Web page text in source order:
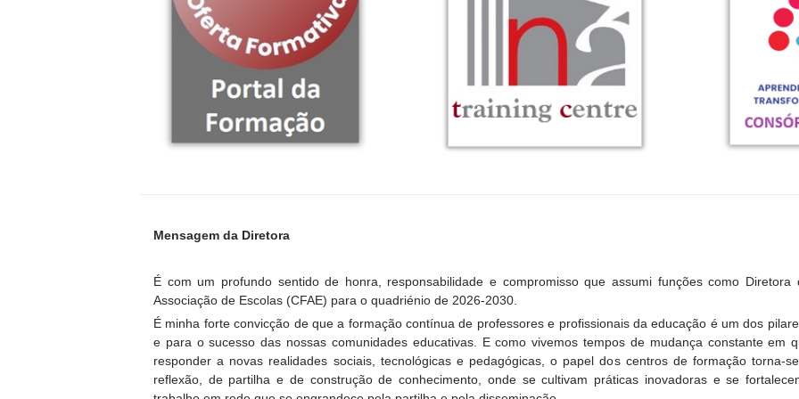
Mensagem da Diretora
É com um profundo sentido de honra, responsabilidade e compromisso que assumi funções como
Associação de Escolas (CFAE) para o quadriénio de 2026-2030.
É minha forte convicção de que a formação contínua de professores e profissionais da educação é um dos
e para o sucesso das nossas comunidades educativas. E como vivemos tempos de mudança constante em
responder a novas realidades sociais, tecnológicas e pedagógicas, o papel dos centros de formação torna-
reflexão, de partilha e de construção de conhecimento, onde se cultivam práticas inovadoras e se